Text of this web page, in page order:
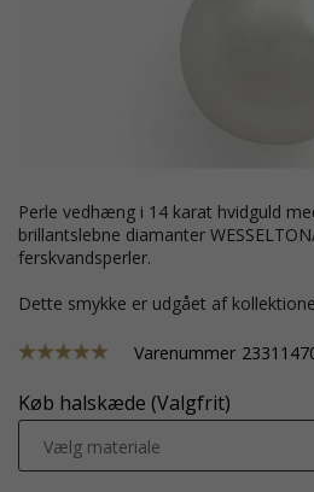
perle vedhæng i 14 karat hvidguld med blank overflade og 5
brillantslebne diamanter
ferskvandsperler.
Dette smykke er udgået af
Varenummer
Køb halskæde (Valgfrit)
Vælg materiale